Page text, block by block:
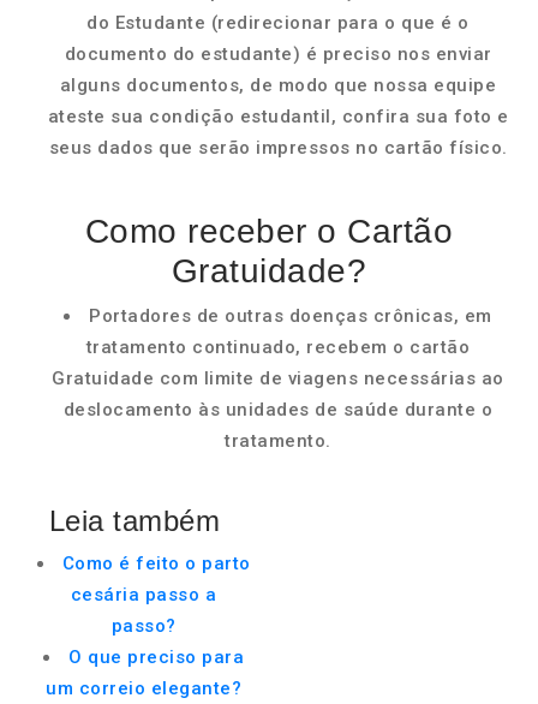
do Estudante (redirecionar para o que é o
documento do estudante) é preciso nos enviar
alguns documentos, de modo que nossa equipe
ateste sua condição estudantil, confira sua foto e
seus dados que serão impressos no cartão físico.
Como receber o Cartão
Gratuidade?
Portadores de outras doenças crônicas, em
tratamento continuado, recebem o cartão
Gratuidade com limite de viagens necessárias ao
deslocamento às unidades de saúde durante o
tratamento.
Leia também
Como é feito o parto
cesária passo a
passo?
O que preciso para
um correio elegante?